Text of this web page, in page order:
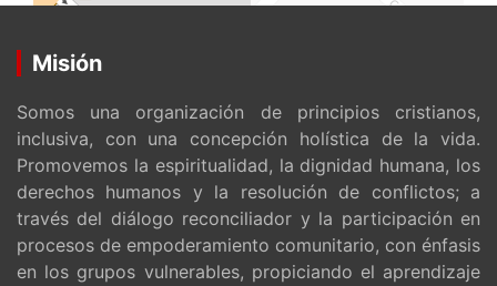
Misión
Somos una organización de principios cristianos,
inclusiva, con una concepción holística de la vida.
Promovemos la espiritualidad, la dignidad humana, los
derechos humanos y la resolución de conflictos; a
través del diálogo reconciliador y la participación en
procesos de empoderamiento comunitario, con énfasis
en los grupos vulnerables, propiciando el aprendizaje